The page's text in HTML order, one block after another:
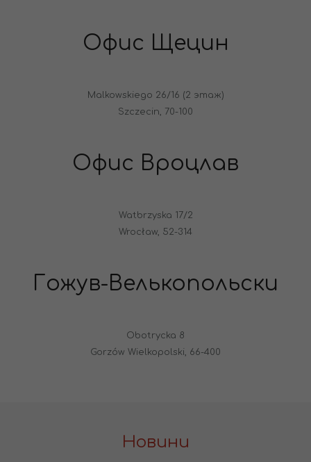
Офис Щецин
Malkowskiego 26/16 (2 этаж)
Szczecin, 70-100
Офис Вроцлав
Watbrzyska 17/2
Wrocław, 52-314
Гожув-Велькопольски
Obotrycka 8
Gorzów Wielkopolski, 66-400
Новини